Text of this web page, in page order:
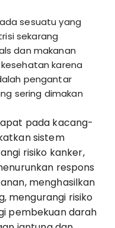
sesuatu yang
sekarang
dan makanan
karena
pengantar
sering dimakan
pada kacang-
sistem
risiko kanker,
respons
menghasilkan
mengurangi risiko
pembekuan darah